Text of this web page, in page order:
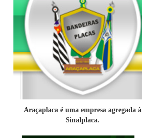
Araçaplaca é uma empresa agregada à
Sinalplaca.